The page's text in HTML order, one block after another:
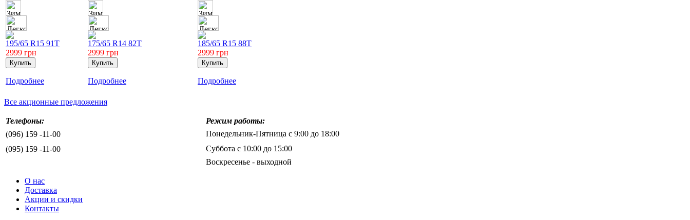
195/65 R15 91T
2999 грн
Подробнее
175/65 R14 82T
2999 грн
Подробнее
185/65 R15 88T
2999 грн
Подробнее
Все акционные предложения
Телефоны:
Режим работы:
(096) 159 -11-00
Понедельник-Пятница с 9:00 до 18:00
(095) 159 -11-00
Суббота с 10:00 до 15:00
Воскресенье - выходной
О нас
Доставка
Акции и скидки
Контакты